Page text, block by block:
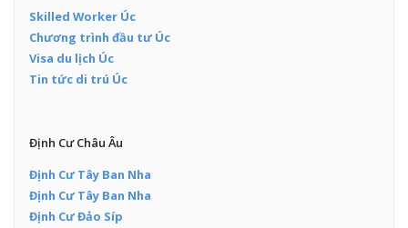
Skilled Worker Úc
Chương trình đầu tư Úc
Visa du lịch Úc
Tin tức di trú Úc
Định Cư Châu Âu
Định Cư Tây Ban Nha
Định Cư Tây Ban Nha
Định Cư Đảo Síp